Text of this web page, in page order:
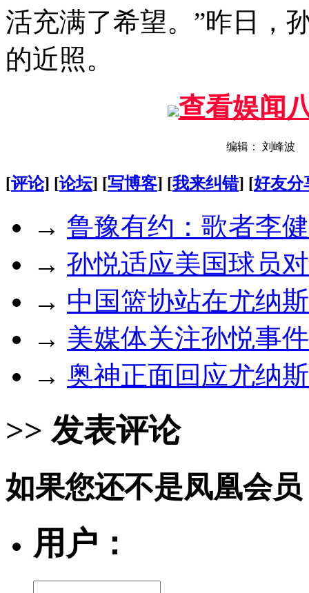
活充满了希望。”昨日，
的近照。
查看娱闻
编辑： 刘峰波
[评论] [论坛] [写博客] [我来纠错] [好友分
→ 鲁豫有约：歌者李
→ 孙悦适应美国球员
→ 中国篮协站在尤纳
→ 美媒体关注孙悦事
→ 奥神正面回应尤纳
>> 发表评论
如果您还不是凤凰会
用户：